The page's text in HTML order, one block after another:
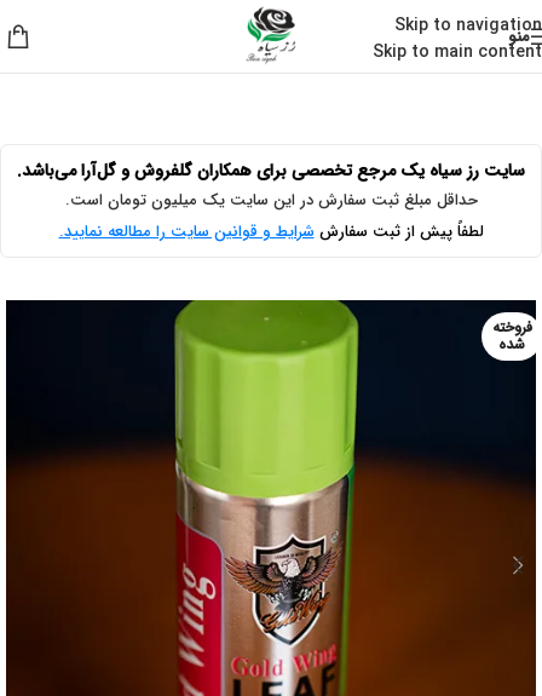
Skip to navigation
Skip to main content
منو
خانه/ لوازم گل آرایی/ اسپری
سایت رز سیاه یک مرجع تخصصی برای همکاران گلفروش و گل‌آرا می‌باشد.
حداقل مبلغ ثبت سفارش در این سایت یک میلیون تومان است.
لطفاً پیش از ثبت سفارششرایط و قوانین سایت را مطالعه نمایید.
فروخته
شده